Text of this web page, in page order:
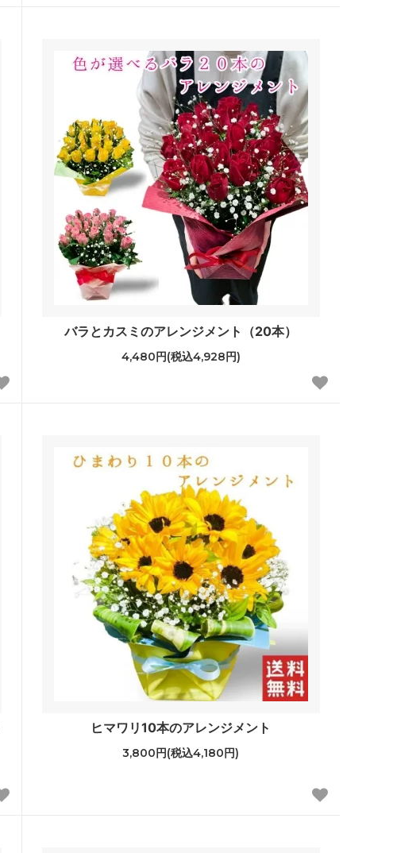
バラとカスミのアレンジメント（20本）
4,480円(税込4,928円)
ヒマワリ10本のアレンジメント
3,800円(税込4,180円)